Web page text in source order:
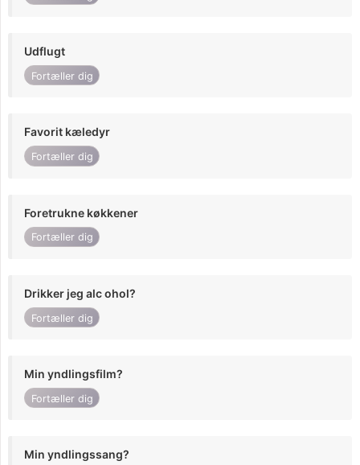
Udflugt
Fortæller dig
Favorit kæledyr
Fortæller dig
Foretrukne køkkener
Fortæller dig
Drikker jeg alc ohol?
Fortæller dig
Min yndlingsfilm?
Fortæller dig
Min yndlingssang?